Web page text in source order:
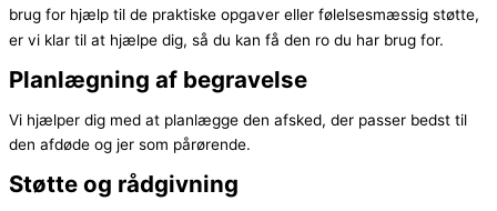
brug for hjælp til de praktiske opgaver eller følelsesmæssig støtte,
er vi klar til at hjælpe dig, så du kan få den ro du har brug for.
Planlægning af begravelse
Vi hjælper dig med at planlægge den afsked, der passer bedst til
den afdøde og jer som pårørende.
Støtte og rådgivning